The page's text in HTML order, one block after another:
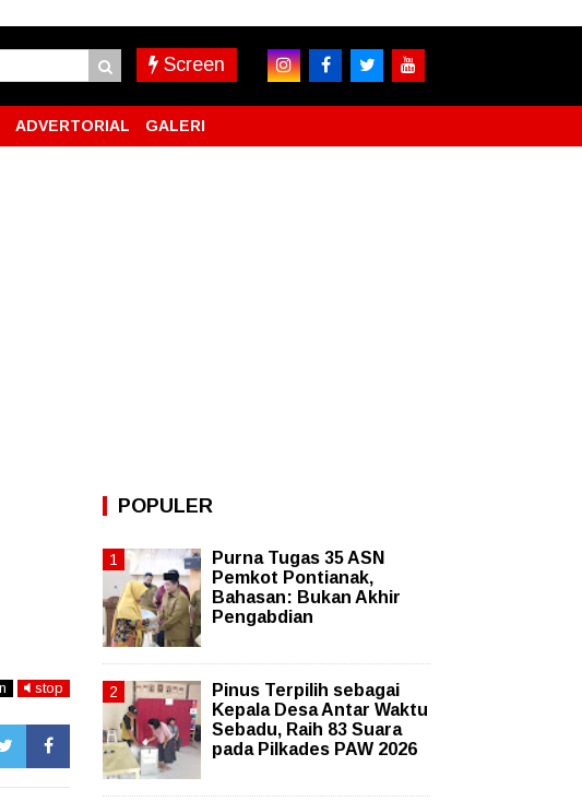
Screen
ADVERTORIAL GALERI
stop
POPULER
Purna Tugas 35 ASN
Pemkot Pontianak,
Bahasan: Bukan Akhir
Pengabdian
Pinus Terpilih sebagai
Kepala Desa Antar Waktu
Sebadu, Raih 83 Suara
pada Pilkades PAW 2026